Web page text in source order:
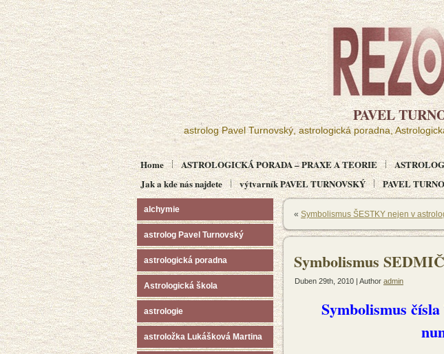
PAVEL
astrolog Pavel Turnovský, astrologická poradna,
Home ASTROLOGICKÁ PORADA – PRAXE A TEORIE
Jak a kde nás najdete
výtvarník PAVEL TURNOVSKÝ PAVEL
alchymie
astrolog Pavel Turnovský
astrologická poradna
Astrologická škola
astrologie
astroložka Lukášková Martina
« Symbolismus ŠESTKY nejen v
Symbolismus
Duben 29th, 2010 | Author admin
Symbolismus